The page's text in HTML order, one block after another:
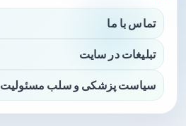
تماس با ما
تبلیغات در سایت
سیاست پزشکی و سلب مسئولیت